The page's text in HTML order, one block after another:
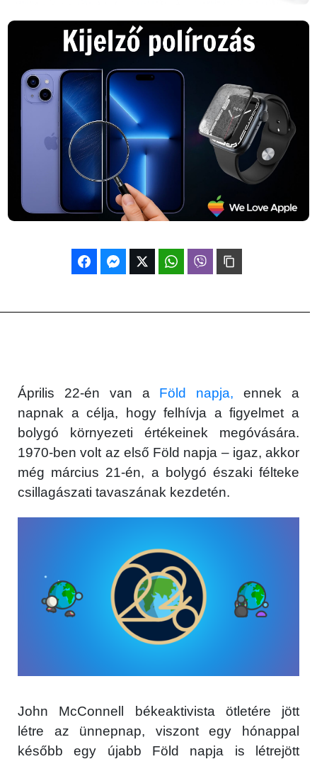
Április 22-én van a Föld napja, ennek a
napnak a célja, hogy felhívja a figyelmet a
bolygó környezeti értékeinek megóvására.
1970-ben volt az első Föld napja – igaz, akkor
még március 21-én, a bolygó északi félteke
csillagászati tavaszának kezdetén.
John McConnell békeaktivista ötletére jött
létre az ünnepnap, viszont egy hónappal
később egy újabb Föld napja is létrejött